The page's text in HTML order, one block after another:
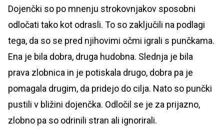
Dojenčki so po mnenju strokovnjakov sposobni
odločati tako kot odrasli. To so zaključili na podlagi
tega, da so se pred njihovimi očmi igrali s punčkama.
Ena je bila dobra, druga hudobna. Slednja je bila
prava zlobnica in je potiskala drugo, dobra pa je
pomagala drugim, da pridejo do cilja. Nato so punčki
pustili v bližini dojenčka. Odločil se je za prijazno,
zlobno pa so odrinili stran ali ignorirali.